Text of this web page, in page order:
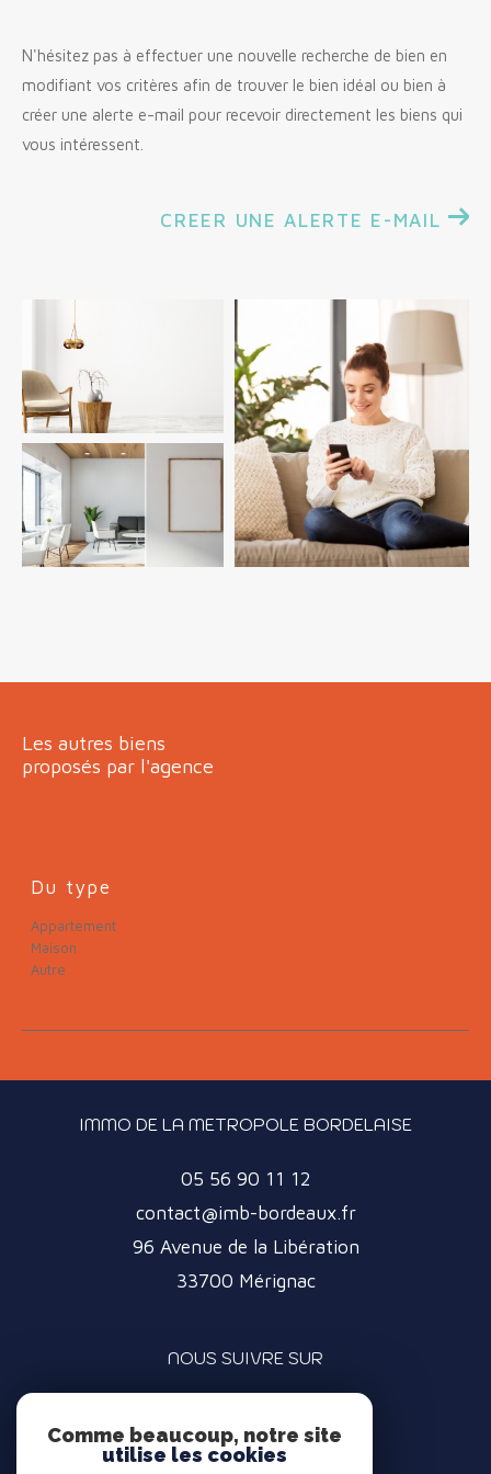
N'hésitez pas à effectuer une nouvelle recherche de bien en
modifiant vos critères afin de trouver le bien idéal ou bien à
créer une alerte e-mail pour recevoir directement les biens qui
vous intéressent.
CREER UNE ALERTE E-MAIL
Les autres biens
proposés par l'agence
Du type
Appartement
Maison
Autre
IMMO DE LA METROPOLE BORDELAISE
05 56 90 11 12
contact@imb-bordeaux.fr
96 Avenue de la Libération
33700
Mérignac
NOUS SUIVRE SUR
Comme beaucoup, notre site
utilise les cookies
Budget
Surface
Surface
AFFINER LES CRITÈRES
TERRASSE PARKING
PISCINE
FILTRER PAR
COUPS DE COEUR
RECHERCHER